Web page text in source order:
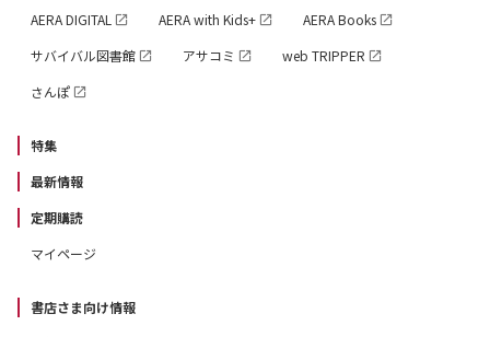
AERA DIGITAL
AERA with Kids+
AERA Books
サバイバル図書館
アサコミ
web TRIPPER
さんぽ
特集
最新情報
定期購読
マイページ
書店さま向け情報